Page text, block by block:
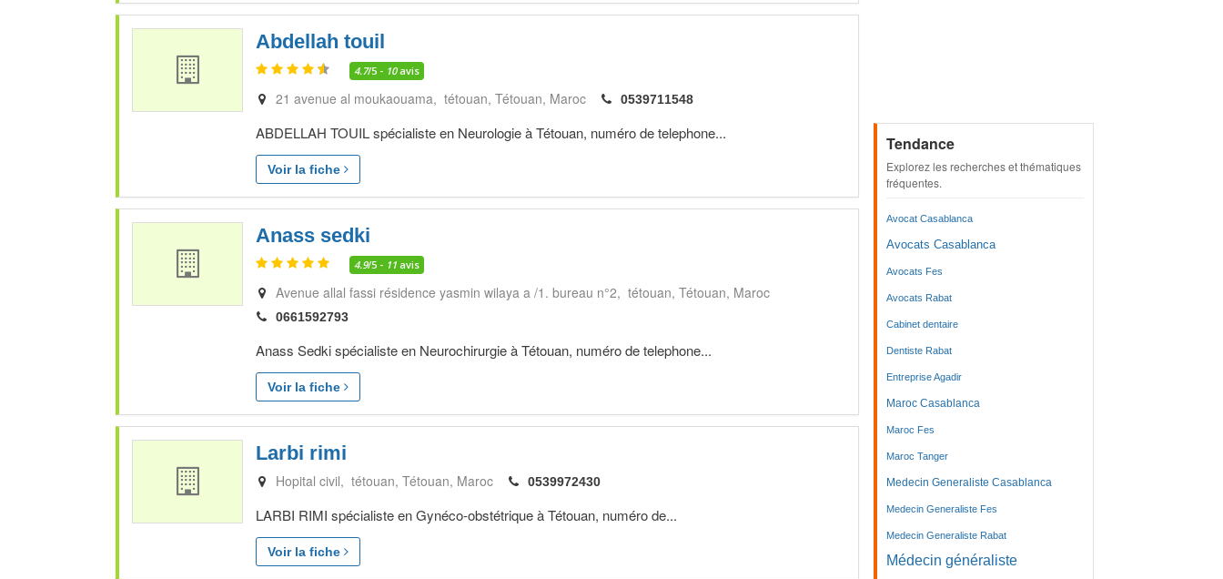
Abdellah touil
4.7/5 - 10avis
21 avenue al moukaouama, tétouan Tétouan Maroc 0539711548
ABDELLAH TOUIL spécialiste en Neurologie à Tétouan, numéro de telephone...
Voir la fiche
Anass sedki
4.9/5 - 11 avis
Avenue allal fassi résidence yasmin wilaya a /1. bureau n°2, tétouan Tétouan Maroc
0661592793
Anass Sedki spécialiste en Neurochirurgie à Tétouan, numéro de telephone...
Voir la fiche
Larbi rimi
Hopital civil, tétouan Tétouan Maroc 0539972430
LARBI RIMI spécialiste en Gynéco-obstétrique à Tétouan, numéro de...
Voir la fiche
Tendance
Explorez les recherches et thématiques
fréquentes.
Avocat Casablanca
Avocats Casablanca
Avocats Fes
Avocats Rabat
Cabinet dentaire
Dentiste Rabat
Entreprise Agadir
Maroc Casablanca
Maroc Fes
Maroc Tanger
Medecin Generaliste Casablanca
Medecin Generaliste Fes
Medecin Generaliste Rabat
Médecin généraliste